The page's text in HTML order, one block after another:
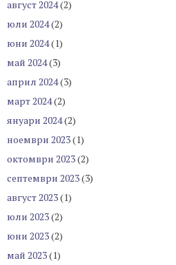
август 2024(2)
юли 2024(2)
юни 2024(1)
май 2024(3)
април 2024(3)
март 2024(2)
януари 2024(2)
ноември 2023(1)
октомври 2023(2)
септември 2023(3)
август 2023(1)
юли 2023(2)
юни 2023(2)
май 2023(1)